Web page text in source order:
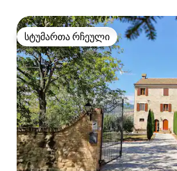
სტუმართა რჩეული
სტუმართა რჩეული